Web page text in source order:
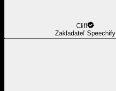
Cliff
Zakladateľ Speechify